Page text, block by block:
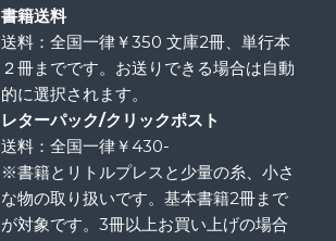
書籍送料
送料：全国一律￥350 文庫2冊、単行本
２冊までです。お送りできる場合は自動
的に選択されます。
レターパック/クリックポスト
送料：全国一律￥430-
※書籍とリトルプレスと少量の糸、小さ
な物の取り扱いです。基本書籍2冊まで
が対象です。3冊以上お買い上げの場合